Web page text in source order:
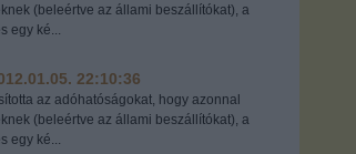
(beleértve az állami beszállítókat), a
ké...
22:10:36
az adóhatóságokat, hogy azonnal
(beleértve az állami beszállítókat), a
egy ké...